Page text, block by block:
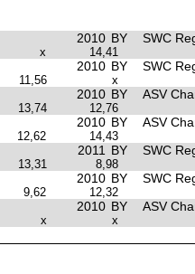
2010 BY SWC
x 14,41
2010 BY SWC
11,56 x
2010 BY ASV
13,74 12,76
2010 BY ASV
12,62 14,43
2011 BY SWC
13,31 8,98
2010 BY SWC
9,62 12,32
2010 BY ASV
x x